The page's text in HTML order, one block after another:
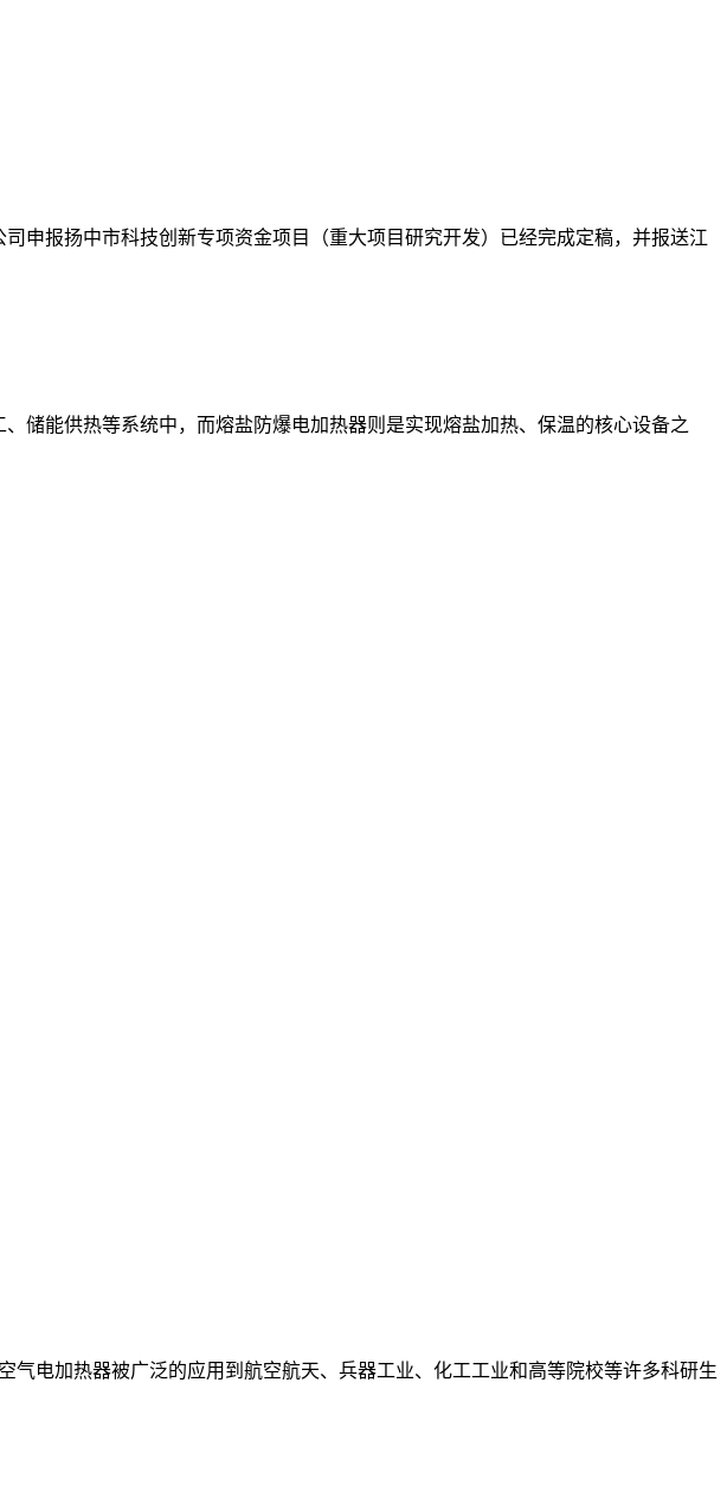
申报扬中市科技创新专项资金项目（重大项目研究开发）已经完成定稿，并报送江
储能供热等系统中，而熔盐防爆电加热器则是实现熔盐加热、保温的核心设备之
电加热器被广泛的应用到航空航天、兵器工业、化工工业和高等院校等许多科研生